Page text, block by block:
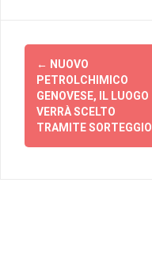
Navigazione
articolo
← NUOVO
PETROLCHIMICO
GENOVESE, IL LUOGO
VERRÀ SCELTO
TRAMITE SORTEGGIO